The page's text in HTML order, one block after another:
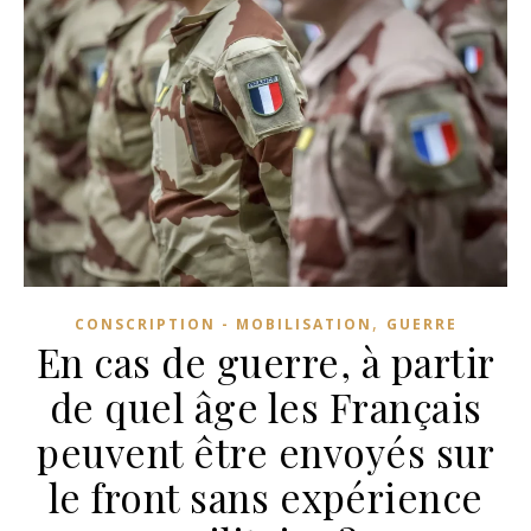
CONSCRIPTION - MOBILISATION , GUERRE
En cas de guerre, à partir
de quel âge les Français
peuvent être envoyés sur
le front sans expérience